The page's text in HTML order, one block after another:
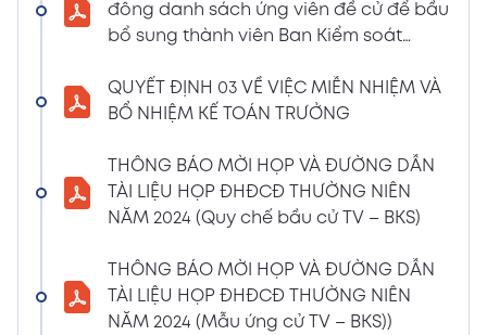
(The Biểu quyết)
02/04/2024
THÔNG BÁO MỜI HỌP VÀ ĐƯỜNG DẪN TÀI
LIỆU HỌP ĐHĐCĐ THƯỜNG NIÊN NĂM 2024
(Phiếu Biểu quyết)
02/04/2024
6:07 PM
LIỆU HỌP ĐHĐCĐ THƯỜNG NIÊN NĂM 2024
(Phiếu Bầu bổ sung thành viên BKS)
Xem PDF
02/04/2024
Xem PDF
đông danh sách ứng viên đề cử để bầu
bổ sung thành viên Ban Kiểm soát
Huyền)
QUYẾT ĐỊNH 03 VỀ VIỆC MIỄN NHIỆM VÀ
BỔ NHIỆM KẾ TOÁN TRƯỞNG
THÔNG BÁO MỜI HỌP VÀ ĐƯỜNG DẪN
TÀI LIỆU HỌP ĐHĐCĐ THƯỜNG NIÊN
NĂM 2024 (Quy chế bầu cử TV – BKS)
THÔNG BÁO MỜI HỌP VÀ ĐƯỜNG DẪN
TÀI LIỆU HỌP ĐHĐCĐ THƯỜNG NIÊN
NĂM 2024 (Mẫu ứng cử TV – BKS))